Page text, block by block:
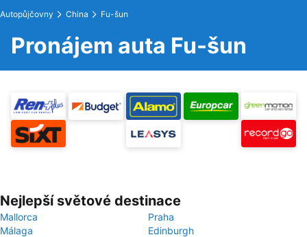
Autopůjčovny China Fu-šun
Pronájem auta Fu-šun
Nejlepší světové destinace
Mallorca
Praha
Málaga
Edinburgh